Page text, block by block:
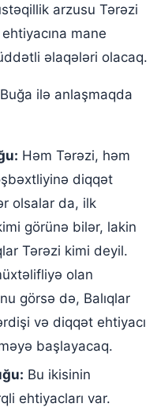
arzusu Tərəzi
mane
əlaqələri olacaq.
ilə anlaşmaqda
Həm Tərəzi, həm
diqqət
olsalar da, ilk
görünə bilər, lakin
Tərəzi kimi deyil.
olan
görsə də, Balıqlar
və diqqət ehtiyacı
başlayacaq.
Bu ikisinin
ehtiyacları var.